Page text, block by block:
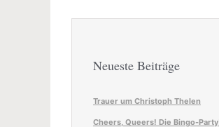
Neueste Beiträge
Trauer um Christoph Thelen
Cheers, Queers! Die Bingo-